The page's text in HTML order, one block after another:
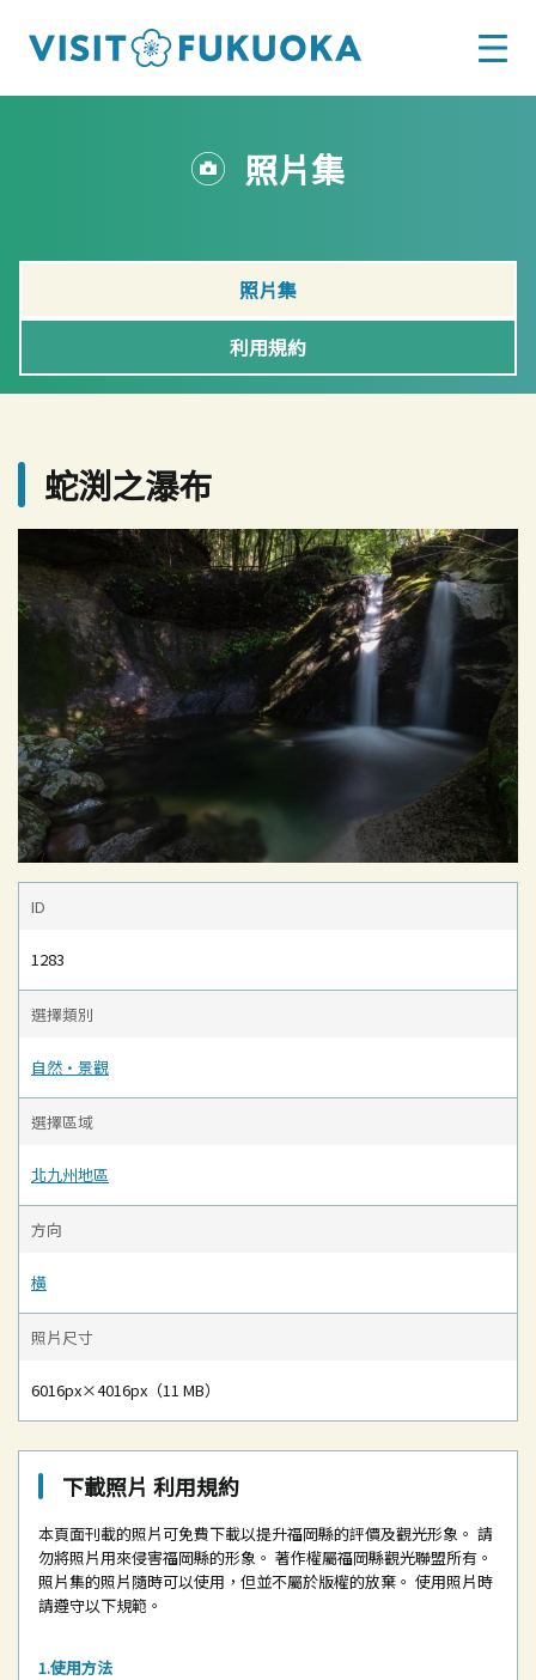
照片集
照片集
利用規約
蛇渕之瀑布
ID
1283
選擇類別
自然·景觀
選擇區域
北九州地區
方向
橫
照片尺寸
6016px×4016px（11 MB）
下載照片 利用規約
本頁面刊載的照片可免費下載以提升福岡縣的評價及觀光形象。 請
勿將照片用來侵害福岡縣的形象。 著作權屬福岡縣觀光聯盟所有。
照片集的照片隨時可以使用，但並不屬於版權的放棄。 使用照片時
請遵守以下規範。
使用方法